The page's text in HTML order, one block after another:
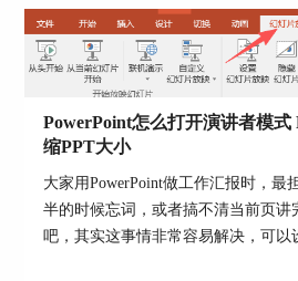
PowerPoint怎么打开演讲者模式 PowerPoint怎么压
缩PPT大小
大家用PowerPoint做工作汇报时，最
半的时候忘词，或者搞不清当前页讲
吧，其实这事情非常容易解决，可以
我们自己能看到备注和下一页预览，